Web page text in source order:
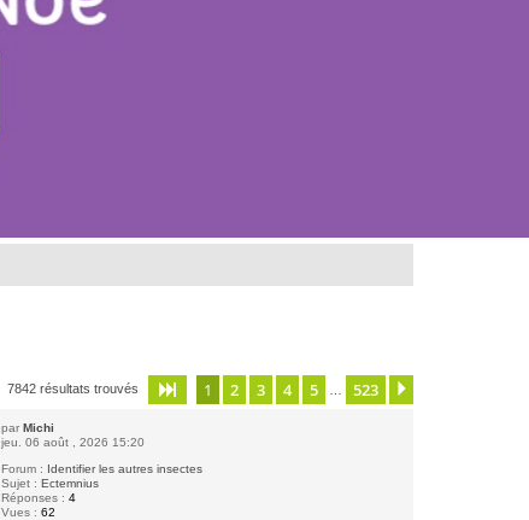
7842 résultats trouvés Page sur523
1 2 3 4 5 523
parMichi
jeu. 06 août , 2026 15:20
Forum : Identifier les autres insectes
Sujet :Ectemnius
Réponses :4
Vues :62